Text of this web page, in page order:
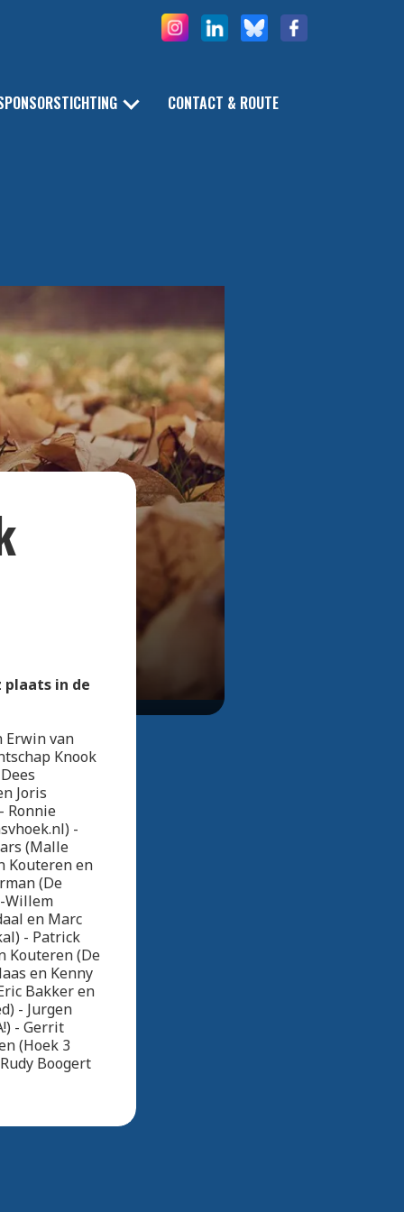
CONTACT & ROUTE
Bekijk alle foto's
plaats in de
Erwin van
Knook
Joris
Ronnie
-
(Malle
Kouteren en
(De
Willem
en Marc
- Patrick
Kouteren (De
en Kenny
Bakker en
- Jurgen
- Gerrit
(Hoek 3
Boogert